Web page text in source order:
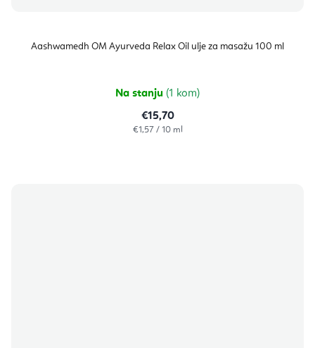
Aashwamedh OM Ayurveda Relax Oil ulje za masažu 100 ml
Na stanju (1 kom)
€15,70
Izračunaj
€1,57 / 10 ml